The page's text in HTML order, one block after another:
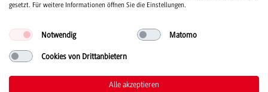
© 2026 Duale Hochschule Baden-Württemberg
gesetzt. Für weitere Informationen öffnen Sie die Einstellungen.
Notwendig Matomo
Cookies von Drittanbietern
Alle akzeptieren